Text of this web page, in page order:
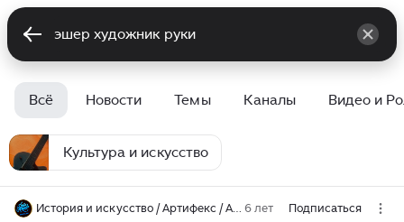
Всё Новости Темы Каналы Видео и
Культура и искусство
История и искусство / Артифекс / ARTIFEX.RU 6 лет Подписаться